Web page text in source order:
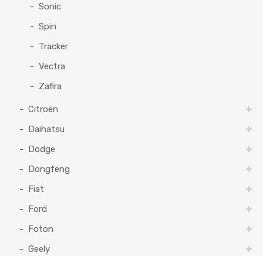
Sonic
Spin
Tracker
Vectra
Zafira
Citroën
Daihatsu
Dodge
Dongfeng
Fiat
Ford
Foton
Geely